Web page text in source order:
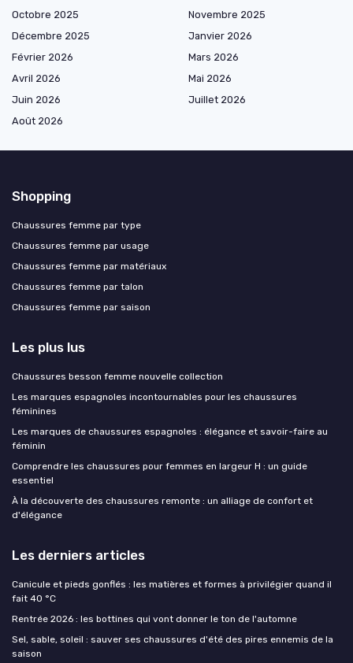
Octobre 2025
Novembre 2025
Décembre 2025
Janvier 2026
Février 2026
Mars 2026
Avril 2026
Mai 2026
Juin 2026
Juillet 2026
Août 2026
Shopping
Chaussures femme par type
Chaussures femme par usage
Chaussures femme par matériaux
Chaussures femme par talon
Chaussures femme par saison
Les plus lus
Chaussures besson femme nouvelle collection
Les marques espagnoles incontournables pour les chaussures
féminines
Les marques de chaussures espagnoles : élégance et savoir-faire au
féminin
Comprendre les chaussures pour femmes en largeur H : un guide
essentiel
À la découverte des chaussures remonte : un alliage de confort et
d'élégance
Les derniers articles
Canicule et pieds gonflés : les matières et formes à privilégier quand il
fait 40 °C
Rentrée 2026 : les bottines qui vont donner le ton de l'automne
Sel, sable, soleil : sauver ses chaussures d'été des pires ennemis de la
saison